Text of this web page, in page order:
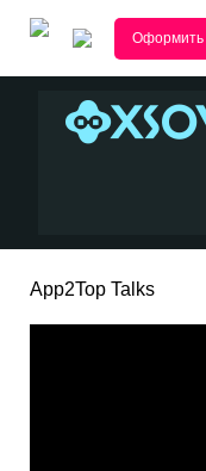
Оформить
App2Top Talks